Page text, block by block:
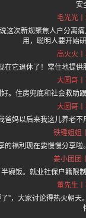
安
毛光光
这次新规聚焦人户分离
用，聪明人要开始
高火火
它退休了！常住地提
大圆哥
。住房兜底和社会救助
大圆哥
妈以后来我这儿养老
铁锤姐姐
福利现在要慢慢分享
姜小团团
碗饭。就业社保户籍限
董先生
”，大家讨论得热火朝